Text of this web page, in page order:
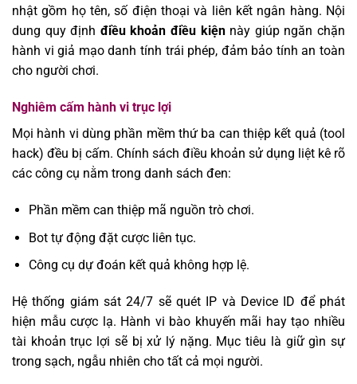
nhật gồm họ tên, số điện thoại và liên kết ngân hàng. Nội
dung quy định điều khoản điều kiệnnày giúp ngăn chặn
hành vi giả mạo danh tính trái phép, đảm bảo tính an toàn
cho người chơi.
Nghiêm cấm hành vi trục lợi
Mọi hành vi dùng phần mềm thứ ba can thiệp kết quả (tool
hack) đều bị cấm. Chính sách điều khoản sử dụng liệt kê rõ
các công cụ nằm trong danh sách đen:
Phần mềm can thiệp mã nguồn trò chơi.
Bot tự động đặt cược liên tục.
Công cụ dự đoán kết quả không hợp lệ.
Hệ thống giám sát 24/7 sẽ quét IP và Device ID để phát
hiện mẫu cược lạ. Hành vi bào khuyến mãi hay tạo nhiều
tài khoản trục lợi sẽ bị xử lý nặng. Mục tiêu là giữ gìn sự
trong sạch, ngẫu nhiên cho tất cả mọi người.